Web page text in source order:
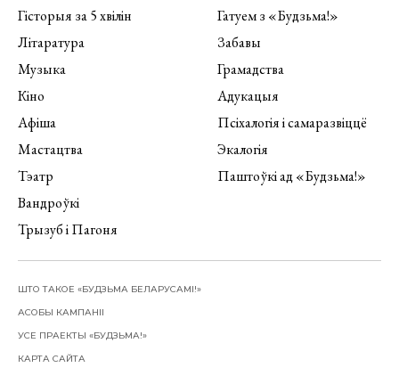
Гісторыя за 5 хвілін
Літаратура
Музыка
Кіно
Афіша
Мастацтва
Тэатр
Вандроўкі
Трызуб і Пагоня
Гатуем з «Будзьма!»
Забавы
Грамадства
Адукацыя
Псіхалогія і самаразвіццё
Экалогія
Паштоўкі ад «Будзьма!»
ШТО ТАКОЕ «БУДЗЬМА БЕЛАРУСАМІ!»
АСОБЫ КАМПАНІІ
УСЕ ПРАЕКТЫ «БУДЗЬМА!»
КАРТА САЙТА